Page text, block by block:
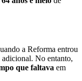
a Reforma entrou
adicional. No entanto,
que faltava em